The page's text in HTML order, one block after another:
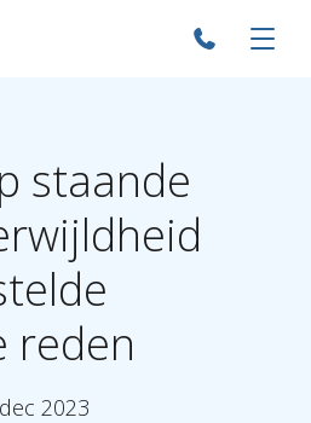
staande
reden
dec 2023